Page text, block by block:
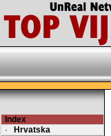
Index
·
Hrvatska